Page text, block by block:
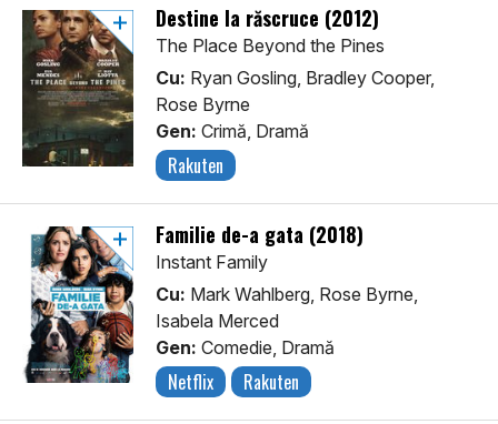
Destine la răscruce (2012)
The Place Beyond the Pines
Cu: Ryan Gosling, Bradley Cooper,
Rose Byrne
Gen: Crimă, Dramă
Rakuten
Familie de-a gata (2018)
Instant Family
Cu: Mark Wahlberg, Rose Byrne,
Isabela Merced
Gen: Comedie, Dramă
Netflix Rakuten